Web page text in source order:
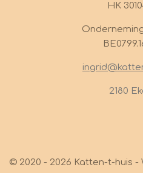
HK
2180
© 2020 - 2026 Katten-t-huis